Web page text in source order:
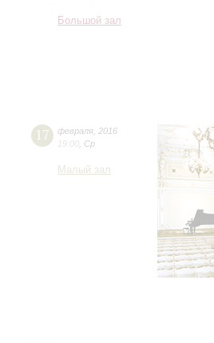
Большой зал
17 февраля 2016
19:00 Ср
Малый зал